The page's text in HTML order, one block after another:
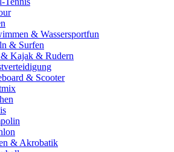
& Wassersportfun
& Surfen
& Kajak & Rudern
& Scooter
& Akrobatik